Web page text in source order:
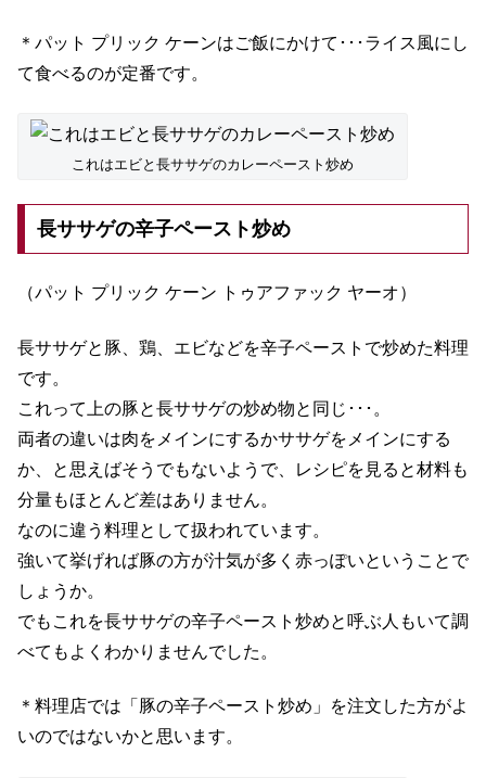
＊パット プリック ケーンはご飯にかけて･･･ライス風にし
て食べるのが定番です。
これはエビと長ササゲのカレーペースト炒め
長ササゲの辛子ペースト炒め
（パット プリック ケーン トゥアファック ヤーオ）
長ササゲと豚、鶏、エビなどを辛子ペーストで炒めた料理
です。
これって上の豚と長ササゲの炒め物と同じ･･･。
両者の違いは肉をメインにするかササゲをメインにする
か、と思えばそうでもないようで、レシピを見ると材料も
分量もほとんど差はありません。
なのに違う料理として扱われています。
強いて挙げれば豚の方が汁気が多く赤っぽいということで
しょうか。
でもこれを長ササゲの辛子ペースト炒めと呼ぶ人もいて調
べてもよくわかりませんでした。
＊料理店では「豚の辛子ペースト炒め」を注文した方がよ
いのではないかと思います。